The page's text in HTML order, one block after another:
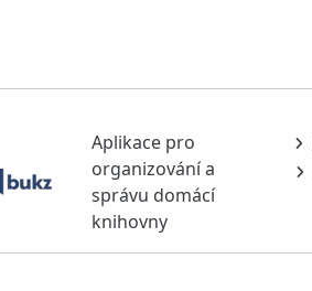
Aplikace pro
organizování a
správu domácí
knihovny